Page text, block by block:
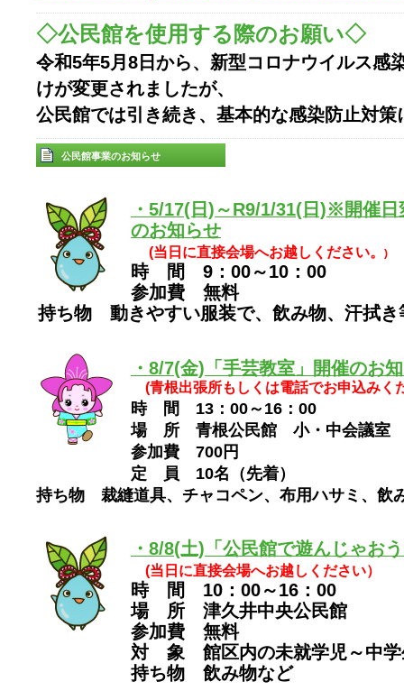
◇公民館を使用する際のお願い◇
令和5年5月8日から、新型コロナウイルス感
けが変更されましたが、
公民館では引き続き、基本的な感染防止対策
公民館事業のお知らせ
・5/17(日)～R9/1/31(日)※開催
のお知らせ
(当日に直接会場へお越しください。 )
時 間 9：00～10：00
参加費 無料
持ち物 動きやすい服装で、飲み物、汗拭き
・8/7(金)「手芸教室」開催のお
(青根出張所もしくは電話でお申込みく
時 間 13：00～16：00
場 所 青根公民館 小・中会議室
参加費 700円
定 員 10名（先着）
持ち物 裁縫道具、チャコペン、布用ハサミ、飲
・8/8(土)「公民館で遊んじゃお
(当日に直接会場へお越しください）
時 間 10：00～16：00
場 所 津久井中央公民館
参加費 無料
対 象 館区内の未就学児～中学
持ち物 飲み物など